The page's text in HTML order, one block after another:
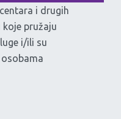
i drugih
koje pružaju
i/ili su
osobama